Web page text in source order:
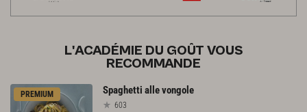
L'ACADÉMIE DU GOÛT VOUS
RECOMMANDE
PREMIUM Spaghetti allevongole
603